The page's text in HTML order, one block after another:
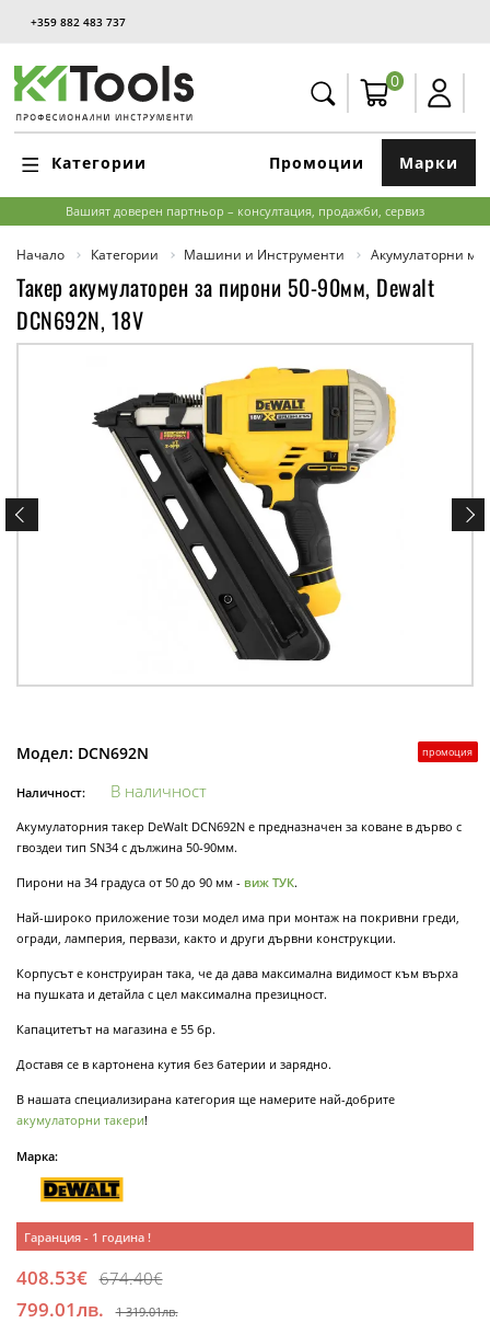
+359 882 483 737
0
Категории Марки
Промоции
Вашият доверен партньор – консултация, продажби, сервиз
Начало Категории Машини и Инструменти Акумулаторни
Такер акумулаторен за пирони 50-90мм, Dewalt
DCN692N, 18V
промоция
Модел: DCN692N
Наличност: В наличност
Акумулаторния такер DeWalt DCN692N е предназначен за коване в дърво с
гвоздеи тип SN34 с дължина 50-90мм.
Пирони на 34 градуса от 50 до 90 мм - виж ТУК.
Най-широко приложение този модел има при монтаж на покривни греди,
огради, ламперия, первази, както и други дървни конструкции.
Корпусът е конструиран така, че да дава максимална видимост към върха
на пушката и детайла с цел максимална презицност.
Капацитетът на магазина е 55 бр.
Доставя се в картонена кутия без батерии и зарядно.
В нашата специализирана категория ще намерите най-добрите
акумулаторни такери!
Марка:
Гаранция - 1 година !
408.53€ 674.40€
799.01лв. 1 319.01лв.